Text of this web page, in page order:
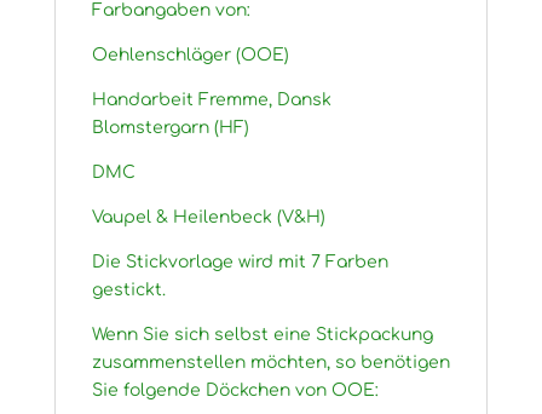
Farbangaben von:
Oehlenschläger (OOE)
Handarbeit Fremme, Dansk
Blomstergarn (HF)
DMC
Vaupel & Heilenbeck (V&H)
Die Stickvorlage wird mit 7 Farben
gestickt.
Wenn Sie sich selbst eine Stickpackung
zusammenstellen möchten, so benötigen
Sie folgende Döckchen von OOE: